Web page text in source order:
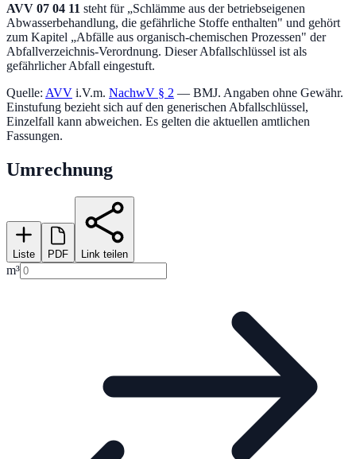
AVV 07 04 11 steht für „Schlämme aus der betriebseigenen
Abwasserbehandlung, die gefährliche Stoffe enthalten" und gehört
zum Kapitel „Abfälle aus organisch-chemischen Prozessen" der
Abfallverzeichnis-Verordnung. Dieser Abfallschlüssel ist als
gefährlicher Abfall eingestuft.
Quelle: AVV i.V.m. NachwV § 2 — BMJ. Angaben ohne Gewähr.
Einstufung bezieht sich auf den generischen Abfallschlüssel,
Einzelfall kann abweichen. Es gelten die aktuellen amtlichen
Fassungen.
Umrechnung
Liste PDF Link teilen
m³